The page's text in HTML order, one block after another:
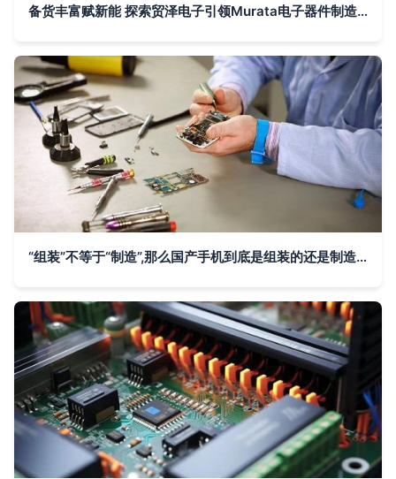
备货丰富赋新能 探索贸泽电子引领Murata电子器件制造革新之路
“组装”不等于“制造”,那么国产手机到底是组装的还是制造的?